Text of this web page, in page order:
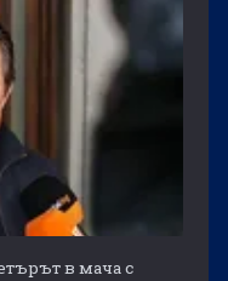
в мача с